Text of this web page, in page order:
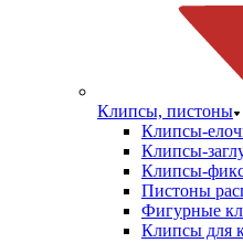
Клипсы, пистоны
Клипсы-
Клипсы-
Клипсы-
Пистоны
Фигурные
Клипсы для